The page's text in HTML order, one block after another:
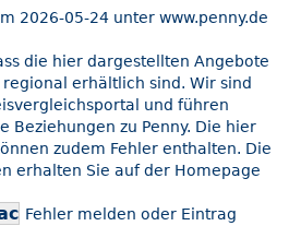
2026-05-24 unter www.penny.de
die hier dargestellten Angebote
erhältlich sind. Wir sind
und führen
Beziehungen zu Penny. Die hier
zudem Fehler enthalten. Die
erhalten Sie auf der Homepage
Fehler melden oder Eintrag